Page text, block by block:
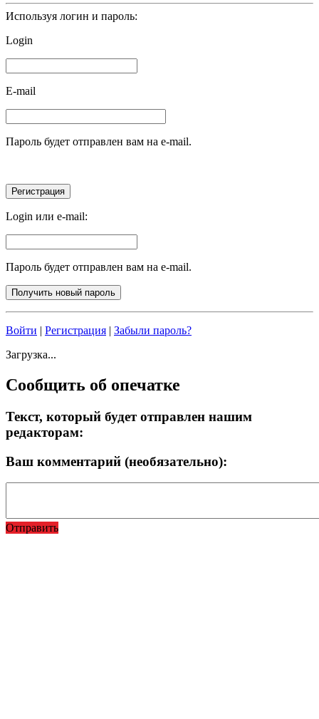
Используя логин и пароль:
Login
E-mail
Пароль будет отправлен вам на e-mail.
Login или e-mail:
Пароль будет отправлен вам на e-mail.
Войти | Регистрация | Забыли пароль?
Загрузка...
Сообщить об опечатке
Текст, который будет отправлен нашим
редакторам:
Ваш комментарий (необязательно):
Отправить